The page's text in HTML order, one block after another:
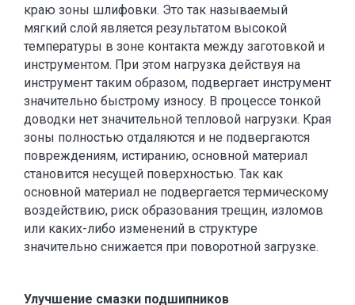
краю зоны шлифовки. Это так называемый
мягкий слой является результатом высокой
температуры в зоне контакта между заготовкой и
инструментом. При этом нагрузка действуя на
инструмент таким образом, подвергает инструмент
значительно быстрому износу. В процессе тонкой
доводки нет значительной тепловой нагрузки. Края
зоны полностью отдаляются и не подвергаются
повреждениям, истиранию, основной материал
становится несущей поверхностью. Так как
основной материал не подвергается термическому
воздействию, риск образования трещин, изломов
или каких-либо изменений в структуре
значительно снижается при поворотной загрузке.
Улучшение смазки подшипников